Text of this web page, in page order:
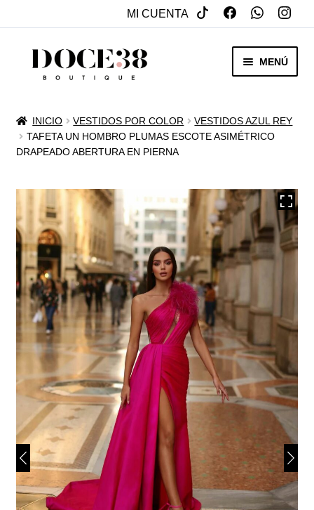
MI CUENTA
SALTAR
MENÚ
VENTA
VESTIDOS DE NOVIA
OTROS
ACCESORIOS
INICIO VESTIDOS POR COLOR
VESTIDOS AZUL REY
TAFETA UN HOMBRO PLUMAS ESCOTE ASIMÉTRICO
DRAPEADO ABERTURA EN PIERNA